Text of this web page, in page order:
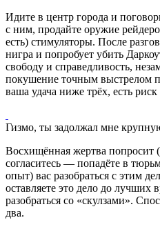
Идите в центр города и
с ним, продайте оружие
есть) стимуляторы. После
нигра и попробует убить
свободу и справедливость,
покушение точным выстрелом
ваша удача ниже трёх, есть
Гизмо, ты задолжал мне
Восхищённая жертва попросит
согласитесь — попадёте в
опыт) вас разобраться с этим
оставляете это дело до
разобраться со «скулзами».
два.